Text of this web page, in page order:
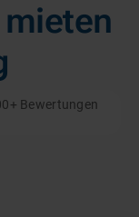
Bewertungen